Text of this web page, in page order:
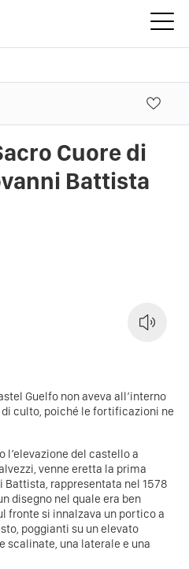
Cuore di
Battista
Guelfo non aveva all’interno
culto, poiché le fortificazioni ne
l’elevazione del castello a
venne eretta la prima
Battista, rappresentata nel 1578
disegno nel quale era ben
fronte si innalzava un portico a
poggianti su un elevato
scalinate, una laterale e una